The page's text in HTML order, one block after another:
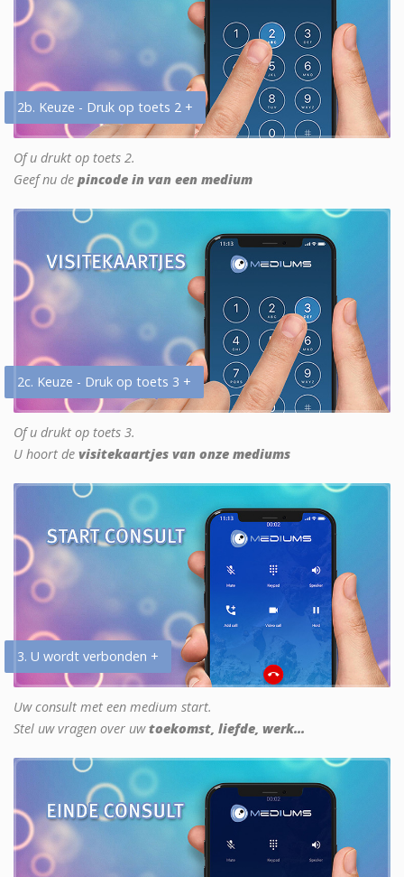
2b. Keuze - Druk op toets 2 +
Of u drukt op toets 2.
Geef nu de pincode in van een medium
2c. Keuze - Druk op toets 3 +
Of u drukt op toets 3.
U hoort de visitekaartjes van onze mediums
3. U wordt verbonden +
Uw consult met een medium start.
Stel uw vragen over uwtoekomst, liefde, werk...